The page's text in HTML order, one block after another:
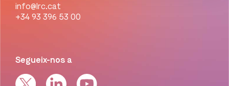
info@lrc.cat
+34 93 396 53 00
Segueix-nos a